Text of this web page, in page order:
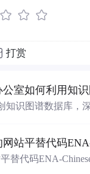
打赏
知识图谱数据库，
决方案，推动科技
替代码ENA-